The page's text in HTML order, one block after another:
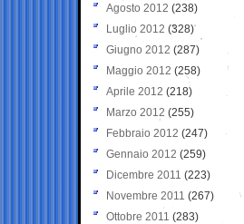
Agosto 2012 (238)
Luglio 2012 (328)
Giugno 2012 (287)
Maggio 2012 (258)
Aprile 2012 (218)
Marzo 2012 (255)
Febbraio 2012 (247)
Gennaio 2012 (259)
Dicembre 2011 (223)
Novembre 2011 (267)
Ottobre 2011 (283)